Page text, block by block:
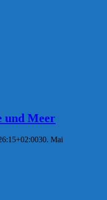
und Meer
30. Mai